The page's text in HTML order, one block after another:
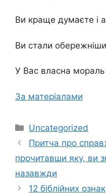
Ви краще думаєте і
Ви стали
У Вас власна мораль
За матеріалами
Категорії
Uncategorized
Притча про
прочитавши яку, ви
назавжди
12 біблійних